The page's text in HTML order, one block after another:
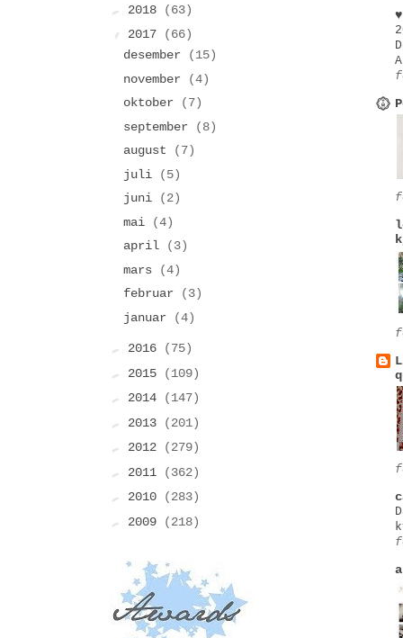
► 2018
(63)
▼ 2017
(66)
desember
(15)
november
(4)
oktober
(7)
september
(8)
august
(7)
juli
(5)
juni
(2)
mai
(4)
april
(3)
mars
(4)
februar
(3)
januar
(4)
► 2016
(75)
► 2015
(109)
► 2014
(147)
► 2013
(201)
► 2012
(279)
► 2011
(362)
► 2010
(283)
► 2009 (218)